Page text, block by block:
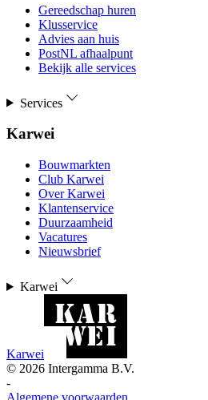
Gereedschap huren
Klusservice
Advies aan huis
PostNL afhaalpunt
Bekijk alle services
Services
Karwei
Bouwmarkten
Club Karwei
Over Karwei
Klantenservice
Duurzaamheid
Vacatures
Nieuwsbrief
Karwei
Karwei
© 2026 Intergamma B.V.
-
Algemene voorwaarden